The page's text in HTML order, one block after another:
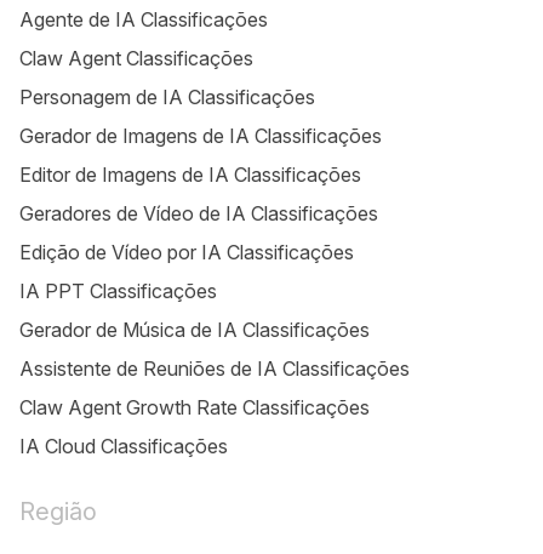
Agente de IA Classificações
Claw Agent Classificações
Personagem de IA Classificações
Gerador de Imagens de IA Classificações
Editor de Imagens de IA Classificações
Geradores de Vídeo de IA Classificações
Edição de Vídeo por IA Classificações
IA PPT Classificações
Gerador de Música de IA Classificações
Assistente de Reuniões de IA Classificações
Claw Agent Growth Rate Classificações
IA Cloud Classificações
Região